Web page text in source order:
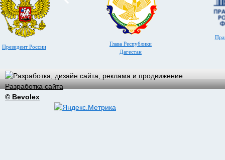
Президент России
Глава Республики
Дагестан
Разработка сайта
© Bevolex